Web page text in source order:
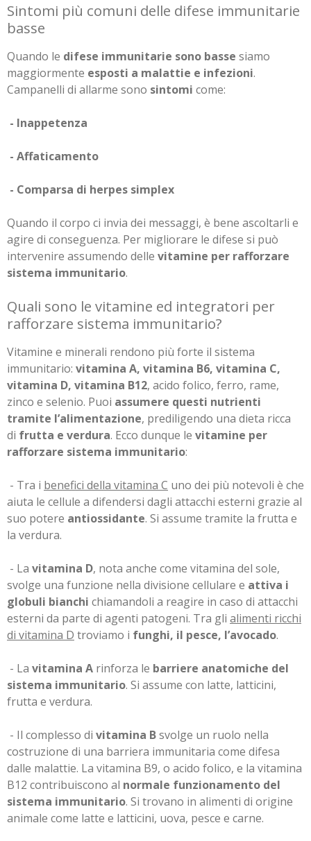
Sintomi più comuni delle difese immunitarie
basse
Quando le difese immunitarie sono basse siamo
maggiormente esposti a malattie e infezioni.
Campanelli di allarme sono sintomi come:
- Inappetenza
- Affaticamento
- Comparsa di herpes simplex
Quando il corpo ci invia dei messaggi, è bene ascoltarli e
agire di conseguenza. Per migliorare le difese si può
intervenire assumendo delle vitamine per rafforzare
sistema immunitario.
Quali sono le vitamine ed integratori per
rafforzare sistema immunitario?
Vitamine e minerali rendono più forte il sistema
immunitario: vitamina A, vitamina B6, vitamina C,
vitamina D, vitamina B12, acido folico, ferro, rame,
zinco e selenio. Puoi assumere questi nutrienti
tramite l’alimentazione, prediligendo una dieta ricca
di frutta e verdura. Ecco dunque le vitamine per
rafforzare sistema immunitario:
- Tra i benefici della vitamina C uno dei più notevoli è che
aiuta le cellule a difendersi dagli attacchi esterni grazie al
suo potere antiossidante. Si assume tramite la frutta e
la verdura.
- La vitamina D, nota anche come vitamina del sole,
svolge una funzione nella divisione cellulare e attiva i
globuli bianchi chiamandoli a reagire in caso di attacchi
esterni da parte di agenti patogeni. Tra gli alimenti ricchi
di vitamina D troviamo i funghi, il pesce, l’avocado.
- La vitamina A rinforza le barriere anatomiche del
sistema immunitario. Si assume con latte, latticini,
frutta e verdura.
- Il complesso di vitamina Bsvolge un ruolo nella
costruzione di una barriera immunitaria come difesa
dalle malattie. La vitamina B9, o acido folico, e la vitamina
B12 contribuiscono al normale funzionamento del
sistema immunitario. Si trovano in alimenti di origine
animale come latte e latticini, uova, pesce e carne.